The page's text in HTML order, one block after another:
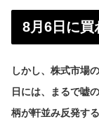
8月6日に買
しかし、株式市場
日には、まるで嘘
柄が軒並み反発す